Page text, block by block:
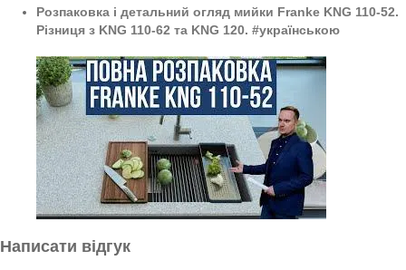
Розпаковка і детальний огляд мийки Franke KNG 110-52.
Різниця з KNG 110-62 та KNG 120. #українською
Написати відгук